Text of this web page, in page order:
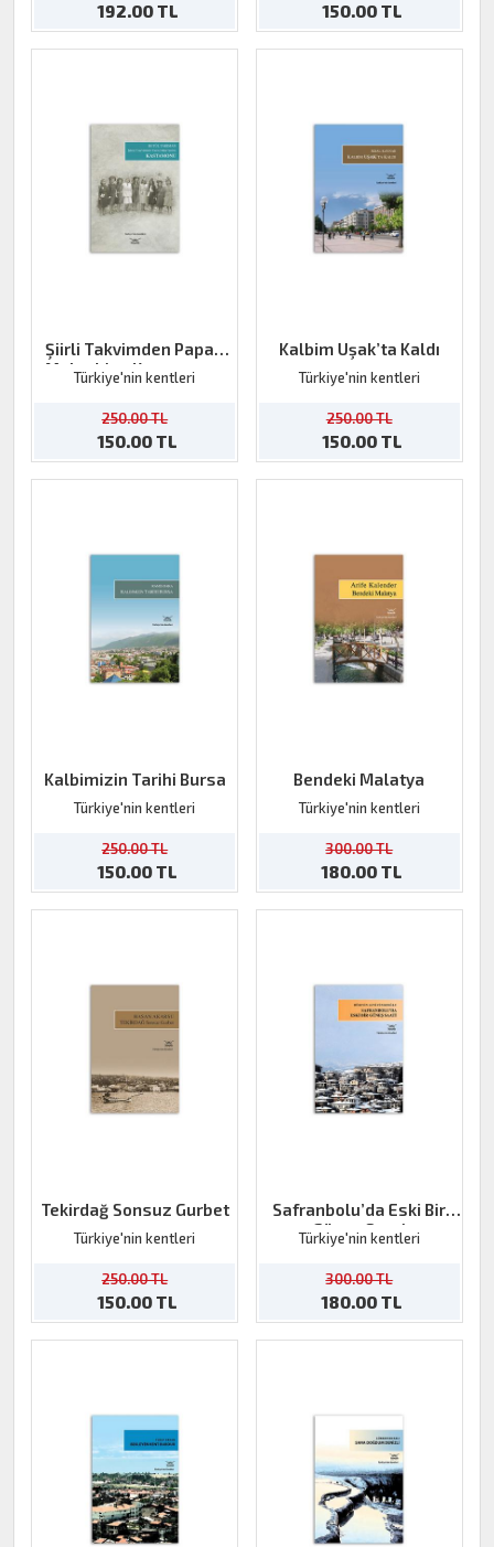
192.00 TL 150.00 TL
Şiirli Takvimden Papaz
Mektebine Kastamonu
Türkiye'nin kentleri
250.00 TL
150.00 TL
Kalbim Uşak’ta Kaldı
Türkiye'nin kentleri
250.00 TL
150.00 TL
Kalbimizin Tarihi Bursa
Türkiye'nin kentleri
250.00 TL
150.00 TL
Bendeki Malatya
Türkiye'nin kentleri
300.00 TL
180.00 TL
Tekirdağ Sonsuz Gurbet
Türkiye'nin kentleri
250.00 TL
150.00 TL
Safranbolu’da Eski Bir
Güneş Saati
Türkiye'nin kentleri
300.00 TL
180.00 TL